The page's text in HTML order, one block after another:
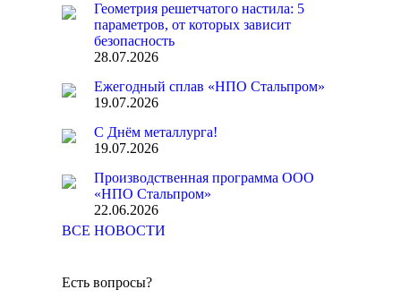
Геометрия решетчатого настила: 5
параметров, от которых зависит
безопасность
28.07.2026
Ежегодный сплав «НПО Стальпром»
19.07.2026
С Днём металлурга!
19.07.2026
Производственная программа ООО
«НПО Стальпром»
22.06.2026
ВСЕ НОВОСТИ
Есть вопросы?